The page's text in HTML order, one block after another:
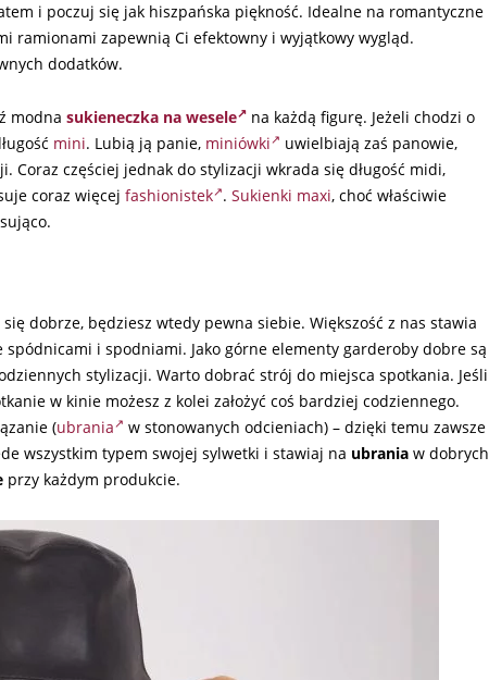
i poczuj się jak hiszpańska piękność. Idealne na romantyczne
ramionami zapewnią Ci efektowny i wyjątkowy wygląd.
dodatków.
modna sukieneczka na wesele
na każdą figurę. Jeżeli chodzi o
mini. Lubią ją panie, miniówki
uwielbiają zaś panowie,
częściej jednak do stylizacji wkrada się długość midi,
coraz więcej fashionistek . Sukienki maxi, choć właściwie
dobrze, będziesz wtedy pewna siebie. Większość z nas stawia
i spodniami. Jako górne elementy garderoby dobre są
stylizacji. Warto dobrać strój do miejsca spotkania. Jeśli
w kinie możesz z kolei założyć coś bardziej codziennego.
(ubrania
w stonowanych odcieniach) – dzięki temu zawsze
wszystkim typem swojej sylwetki i stawiaj na ubrania w dobrych
przy każdym produkcie.